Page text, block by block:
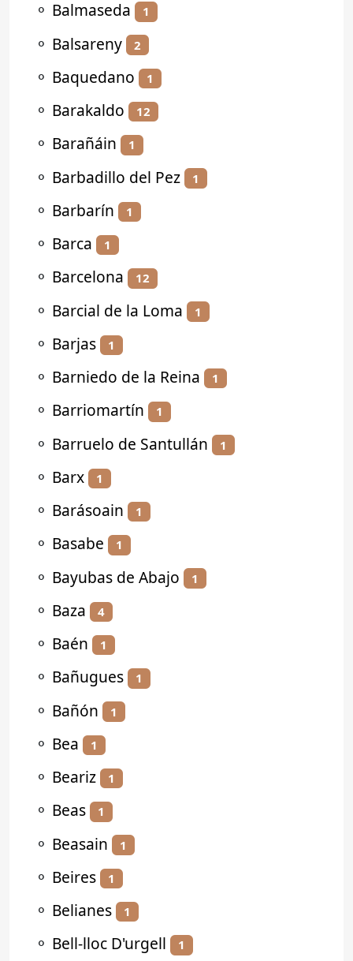
⚬ Balmaseda 1
⚬ Balsareny 2
⚬ Baquedano 1
⚬ Barakaldo 12
⚬ Barañáin 1
⚬ Barbadillo del Pez 1
⚬ Barbarín 1
⚬ Barca 1
⚬ Barcelona 12
⚬ Barcial de la Loma 1
⚬ Barjas 1
⚬ Barniedo de la Reina 1
⚬ Barriomartín 1
⚬ Barruelo de Santullán 1
⚬ Barx 1
⚬ Barásoain 1
⚬ Basabe 1
⚬ Bayubas de Abajo 1
⚬ Baza 4
⚬ Baén 1
⚬ Bañugues 1
⚬ Bañón 1
⚬ Bea 1
⚬ Beariz 1
⚬ Beas 1
⚬ Beasain 1
⚬ Beires 1
⚬ Belianes 1
⚬ Bell-lloc D'urgell 1